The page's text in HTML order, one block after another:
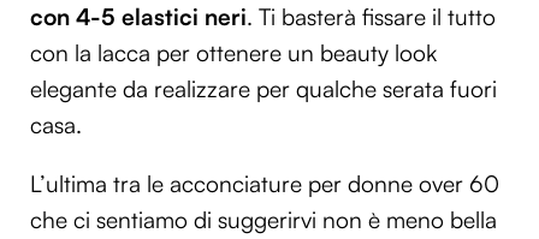
con 4-5 elastici neri. Ti basterà fissare il tutto
con la lacca per ottenere un beauty look
elegante da realizzare per qualche serata fuori
casa.
L’ultima tra le acconciature per donne over 60
che ci sentiamo di suggerirvi non è meno bella